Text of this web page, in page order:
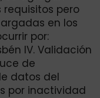
pero
en los
por:
IV. Validación
de
datos del
por inactividad